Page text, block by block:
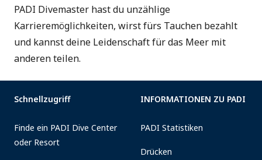
PADI Divemaster hast du unzählige
Karrieremöglichkeiten, wirst fürs Tauchen bezahlt
und kannst deine Leidenschaft für das Meer mit
anderen teilen.
Schnellzugriff
Finde ein PADI Dive Center
oder Resort
INFORMATIONEN ZU PADI
PADI Statistiken
Drücken